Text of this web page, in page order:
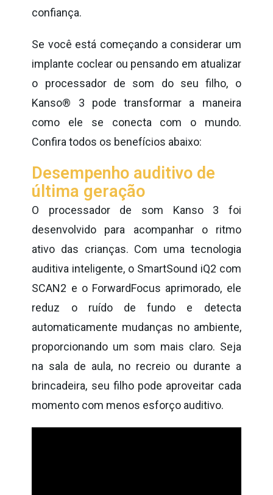
confiança.
Se você está começando a considerar um
implante coclear ou pensando em atualizar
o processador de som do seu filho, o
Kanso® 3 pode transformar a maneira
como ele se conecta com o mundo.
Confira todos os benefícios abaixo:
Desempenho auditivo de
última geração
O processador de som Kanso 3 foi
desenvolvido para acompanhar o ritmo
ativo das crianças. Com uma tecnologia
auditiva inteligente, o SmartSound iQ2 com
SCAN2 e o ForwardFocus aprimorado, ele
reduz o ruído de fundo e detecta
automaticamente mudanças no ambiente,
proporcionando um som mais claro. Seja
na sala de aula, no recreio ou durante a
brincadeira, seu filho pode aproveitar cada
momento com menos esforço auditivo.